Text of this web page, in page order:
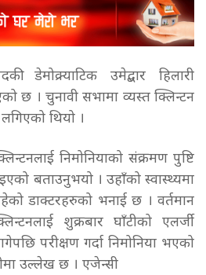
डेमोक्र्याटिक उमेद्बार हिलारी
छ । चुनावी सभामा व्यस्त क्लिन्टन
थियो ।
निमोनियाको संक्रमण पुष्टि
बताउनुभयो । उहाँको स्वास्थ्यमा
डाक्टरहरुको भनाई छ । वर्तमान
शुक्रबार घाँटीको एलर्जी
परीक्षण गर्दा निमोनिया भएको
उल्लेख छ । एजेन्सी